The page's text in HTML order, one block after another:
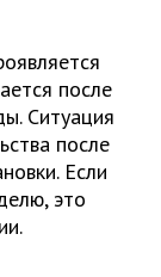
после
Ситуация
после
Если
это